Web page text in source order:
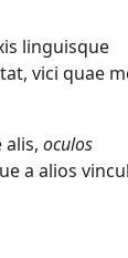
linguisque
vici quae
alis, oculos
a alios